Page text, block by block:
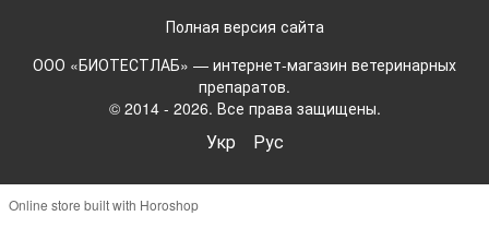
Полная версия сайта
ООО «БИОТЕСТЛАБ» — интернет-магазин ветеринарных
препаратов.
© 2014 - 2026. Все права защищены.
Укр Рус
Online store built with Horoshop